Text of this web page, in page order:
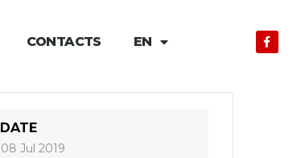
CONTACTS EN
DATE
08 Jul 2019